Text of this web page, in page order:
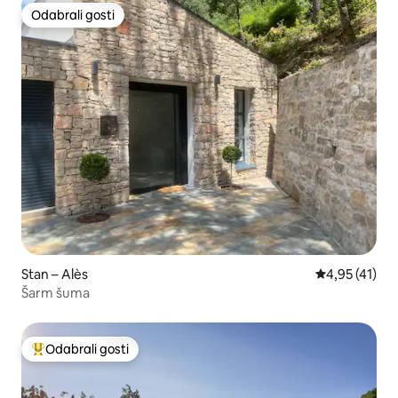
Odabrali gosti
Odabrali gosti
Stan – Alès Prosječna
4,95 (41)
Šarm šuma
Među najviše rangiranima s oznakom „Odabrali gosti”
Odabrali gosti